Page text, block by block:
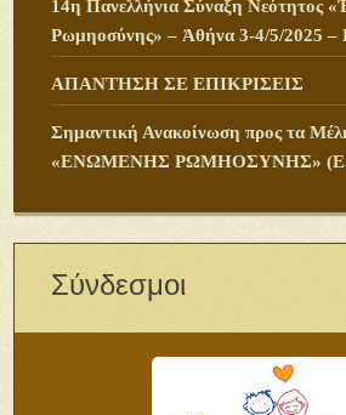
14η Πανελλήνια Σύναξη Νεότητος
Ρωμηοσύνης» – Ἀθήνα 3-4/5/2025 –
ΑΠΑΝΤΗΣΗ ΣΕ ΕΠΙΚΡΙΣΕΙΣ
Σημαντική Ανακοίνωση προς τα
«ΕΝΩΜΕΝΗΣ ΡΩΜΗΟΣΥΝΗΣ»
Σύνδεσμοι